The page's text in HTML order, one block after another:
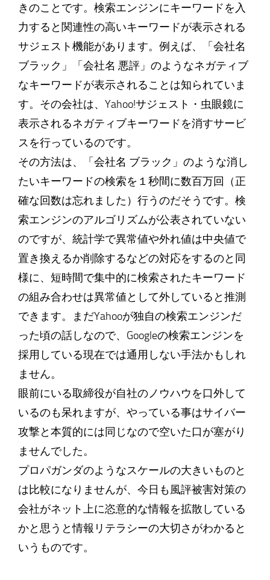
きのことです。検索エンジンにキーワードを入
力すると関連性の高いキーワードが表示される
サジェスト機能があります。例えば、「会社名
ブラック」「会社名 悪評」のようなネガティブ
なキーワードが表示されることは知られていま
す。その会社は、Yahoo!サジェスト・虫眼鏡に
表示されるネガティブキーワードを消すサービ
スを行っているのです。
その方法は、「会社名 ブラック」のような消し
たいキーワードの検索を１秒間に数百万回（正
確な回数は忘れました）行うのだそうです。検
索エンジンのアルゴリズムが公表されていない
のですが、統計学で異常値や外れ値は中央値で
置き換えるか削除するなどの対応をするのと同
様に、短時間で集中的に検索されたキーワード
の組み合わせは異常値として外していると推測
できます。まだYahooが独自の検索エンジンだ
った頃の話しなので、Googleの検索エンジンを
採用している現在では通用しない手法かもしれ
ません。
眼前にいる取締役が自社のノウハウを口外して
いるのも呆れますが、やっている事はサイバー
攻撃と本質的には同じなので空いた口が塞がり
ませんでした。
プロパガンダのようなスケールの大きいものと
は比較になりませんが、今日も風評被害対策の
会社がネット上に恣意的な情報を拡散している
かと思うと情報リテラシーの大切さがわかると
いうものです。